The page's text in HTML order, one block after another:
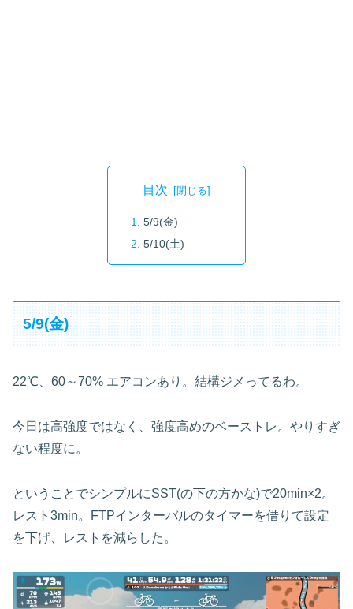
目次
5/9(金)
5/10(土)
5/9(金)
22℃、60～70% エアコンあり。結構ジメってるわ。
今日は高強度ではなく、強度高めのベーストレ。やりすぎ
ない程度に。
ということでシンプルにSST(の下の方かな)で20min×2。
レスト3min。FTPインターバルのタイマーを借りて設定
を下げ、レストを減らした。